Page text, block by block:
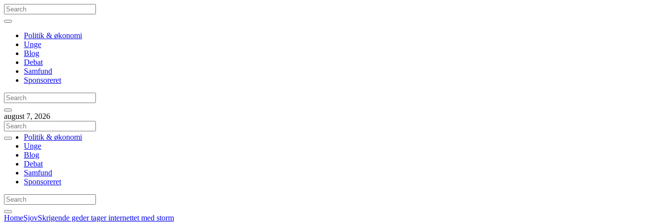
Politik & økonomi
Unge
Blog
Debat
Samfund
Sponsoreret
august 7, 2026
Politik & økonomi
Unge
Blog
Debat
Samfund
Sponsoreret
HomeSjovSkrigende geder tager internettet med storm